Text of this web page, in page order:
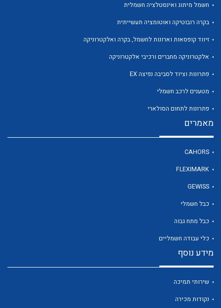
לכל מוצרי היצרן
חשמל מיתוג ואינסטלציה חשמלית
בקרה רובוטיקה ואוטומציה תעשייתית
זיווד קופסאות וארונות לחשמל, בקרה ואלקטרוניקה
אלקטרוניקה מחברים ורכיבי אלקטרוניקה
פתרונות וציוד לסביבה נפיצה EX
מטענים לרכב חשמלי
פתרונות לתחום הסולארי
מאמרים
CAHORS
FLEXIMARK
GEWISS
כבל חשמלי
כבל מתח גבוה
כלי עבודה חשמליים
מידע נוסף
שירותי תמיכה
נקודות מכירה